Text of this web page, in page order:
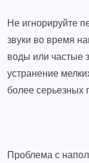
Не игнорируйте
звуки во время
воды или частые
устранение
более серьезных
Проблема с